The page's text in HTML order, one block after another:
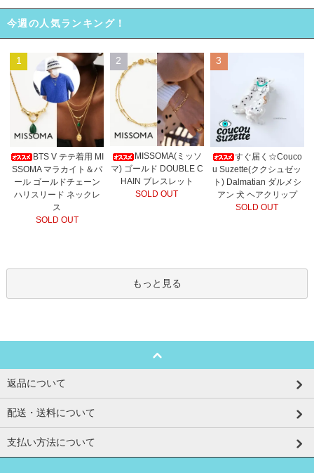
今週の人気ランキング！
1
BTS V テテ着用 MI
SSOMA マラカイト＆パ
ール ゴールドチェーン
ハリスリード ネックレ
ス
SOLD OUT
2
MISSOMA(ミッソ
マ) ゴールド DOUBLE C
HAIN ブレスレット
SOLD OUT
3
すぐ届く☆Couco
u Suzette(ククシュゼッ
ト) Dalmatian ダルメシ
アン 犬 ヘアクリップ
SOLD OUT
もっと見る
返品について
配送・送料について
支払い方法について